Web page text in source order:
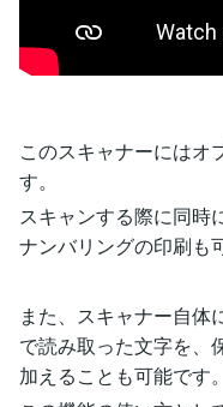
このスキャナーにはオ
す。
スキャンする際に同時
ナンバリングの印刷も
また、スキャナー自体
で読み取った文字を、
加えることも可能です。